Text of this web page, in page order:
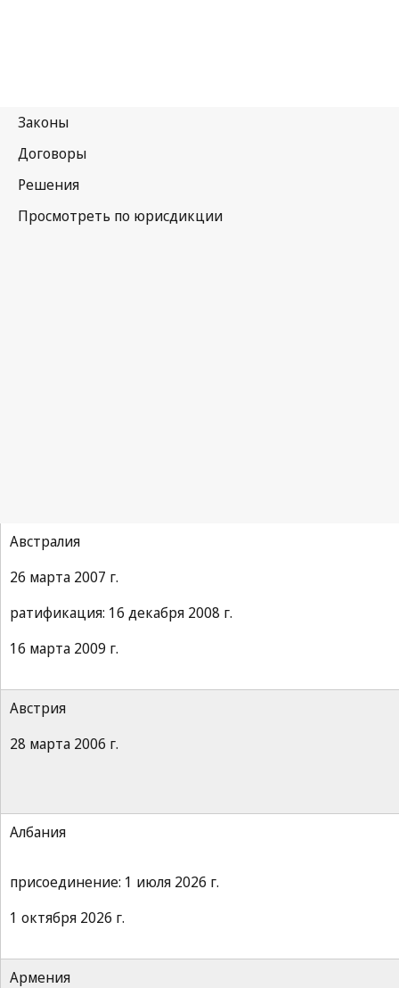
Австралия
26 марта 2007 г.
ратификация: 16 декабря 2008 г.
16 марта 2009 г.
Австрия
28 марта 2006 г.
Албания
присоединение: 1 июля 2026 г.
1 октября 2026 г.
Армения